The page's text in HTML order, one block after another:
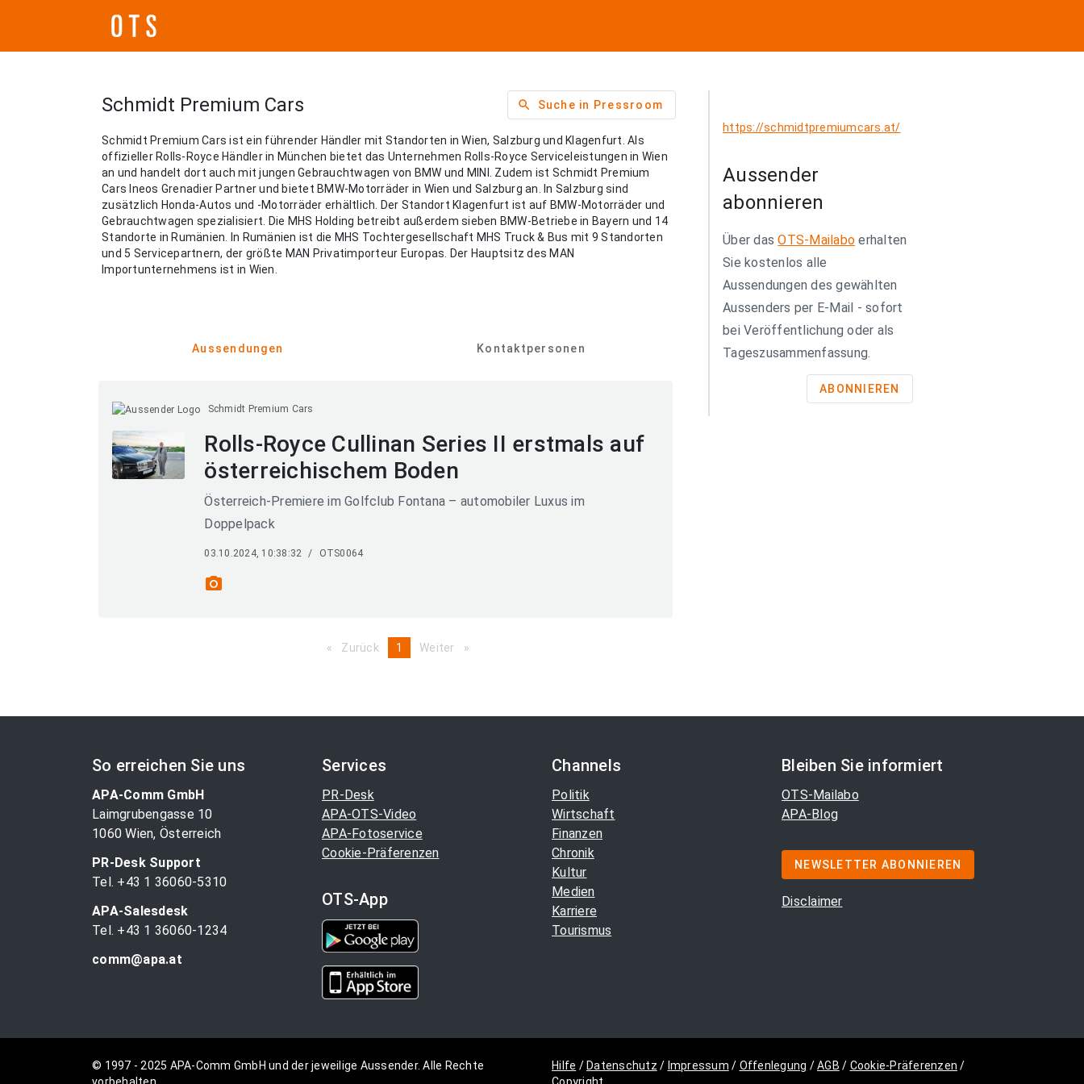
Schmidt Premium Cars search Suche in Pressroom
Schmidt Premium Cars ist ein führender Händler mit Standorten in Wien, Salzburg und Klagenfurt. Als
offizieller Rolls-Royce Händler in München bietet das Unternehmen Rolls-Royce Serviceleistungen in Wien
an und handelt dort auch mit jungen Gebrauchtwagen von BMW und MINI. Zudem ist Schmidt Premium
Cars Ineos Grenadier Partner und bietet BMW-Motorräder in Wien und Salzburg an. In Salzburg sind
zusätzlich Honda-Autos und -Motorräder erhältlich. Der Standort Klagenfurt ist auf BMW-Motorräder und
Gebrauchtwagen spezialisiert. Die MHS Holding betreibt außerdem sieben BMW-Betriebe in Bayern und 14
Standorte in Rumänien. In Rumänien ist die MHS Tochtergesellschaft MHS Truck & Bus mit 9 Standorten
und 5 Servicepartnern, der größte MAN Privatimporteur Europas. Der Hauptsitz des MAN
Importunternehmens ist in Wien.
Aussendungen Kontaktpersonen
Schmidt Premium Cars
Rolls-Royce Cullinan Series II erstmals auf
österreichischem Boden
Österreich-Premiere im Golfclub Fontana – automobiler Luxus im
Doppelpack
03.10.2024, 10:38:32 / OTS0064
photo_camera
Zurück pageYou're
1 Weiter page
https://schmidtpremiumcars.at/
Aussender
abonnieren
Über dasOTS-Mailabo erhalten
Sie kostenlos alle
Aussendungen des gewählten
Aussenders per E-Mail - sofort
bei Veröffentlichung oder als
Tageszusammenfassung.
ABONNIEREN
So erreichen Sie uns
APA-Comm GmbH
Laimgrubengasse 10
1060 Wien, Österreich
PR-Desk Support
Tel. +43 1 36060-5310
APA-Salesdesk
Tel. +43 1 36060-1234
comm@apa.at
Services
PR-Desk
APA-OTS-Video
APA-Fotoservice
Cookie-Präferenzen
OTS-App
Channels
Politik
Wirtschaft
Finanzen
Chronik
Kultur
Medien
Karriere
Tourismus
Bleiben Sie informiert
OTS-Mailabo
APA-Blog
NEWSLETTER ABONNIEREN
Disclaimer
© 1997 - 2025 APA-Comm GmbH und der jeweilige Aussender. Alle Rechte
Hilfe / Datenschutz / Impressum / Offenlegung /AGB / Cookie-Präferenzen /